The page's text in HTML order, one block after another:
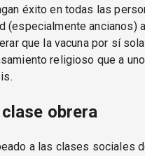
éxito en todas las
(especialmente ancianos)
que la vacuna por sí
religioso que a
obrera
a las clases sociales